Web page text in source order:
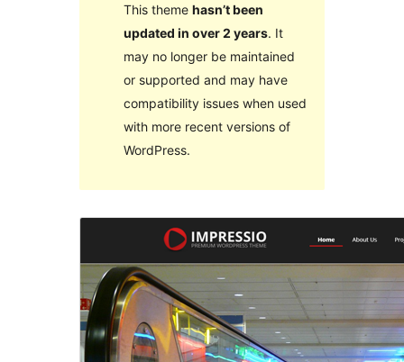
This theme hasn’t been
updated in over 2 years. It
may no longer be maintained
or supported and may have
compatibility issues when used
with more recent versions of
WordPress.